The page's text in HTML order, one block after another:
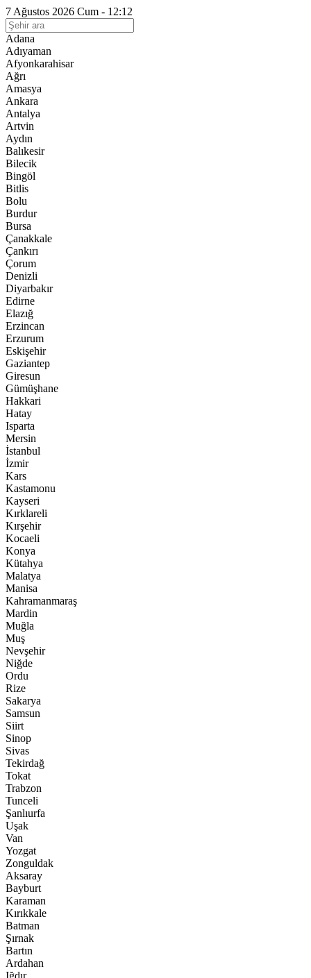
7 Ağustos 2026 Cum - 12:12
Adana
Adıyaman
Afyonkarahisar
Ağrı
Amasya
Ankara
Antalya
Artvin
Aydın
Balıkesir
Bilecik
Bingöl
Bitlis
Bolu
Burdur
Bursa
Çanakkale
Çankırı
Çorum
Denizli
Diyarbakır
Edirne
Elazığ
Erzincan
Erzurum
Eskişehir
Gaziantep
Giresun
Gümüşhane
Hakkari
Hatay
Isparta
Mersin
İstanbul
İzmir
Kars
Kastamonu
Kayseri
Kırklareli
Kırşehir
Kocaeli
Konya
Kütahya
Malatya
Manisa
Kahramanmaraş
Mardin
Muğla
Muş
Nevşehir
Niğde
Ordu
Rize
Sakarya
Samsun
Siirt
Sinop
Sivas
Tekirdağ
Tokat
Trabzon
Tunceli
Şanlıurfa
Uşak
Van
Yozgat
Zonguldak
Aksaray
Bayburt
Karaman
Kırıkkale
Batman
Şırnak
Bartın
Ardahan
Iğdır